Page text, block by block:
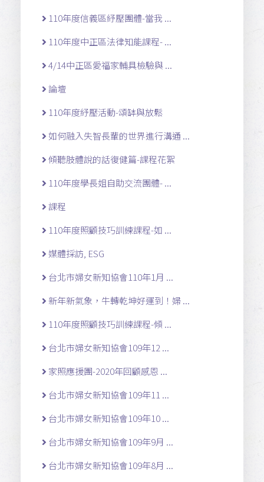
110年度信義區紓壓團體-當我 ...
110年度中正區法律知能課程- ...
4/14中正區愛福家輔具檢驗與 ...
論壇
110年度紓壓活動-頌缽與放鬆
如何融入失智長輩的世界進行溝通 ...
傾聽肢體說的話復健篇-課程花絮
110年度學長姐自助交流團體- ...
課程
110年度照顧技巧訓練課程-如 ...
媒體採訪, ESG
台北市婦女新知協會110年1月 ...
新年新氣象，牛轉乾坤好運到！婦 ...
110年度照顧技巧訓練課程-傾 ...
台北市婦女新知協會109年12 ...
家照應援團-2020年回顧感恩 ...
台北市婦女新知協會109年11 ...
台北市婦女新知協會109年10 ...
台北市婦女新知協會109年9月 ...
台北市婦女新知協會109年8月 ...